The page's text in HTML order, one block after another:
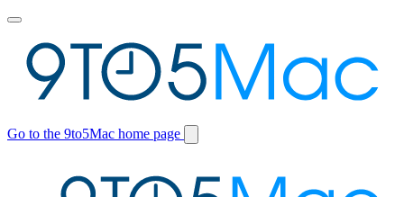
Toggle
menu
Go to the 9to5Mac home page
Switch